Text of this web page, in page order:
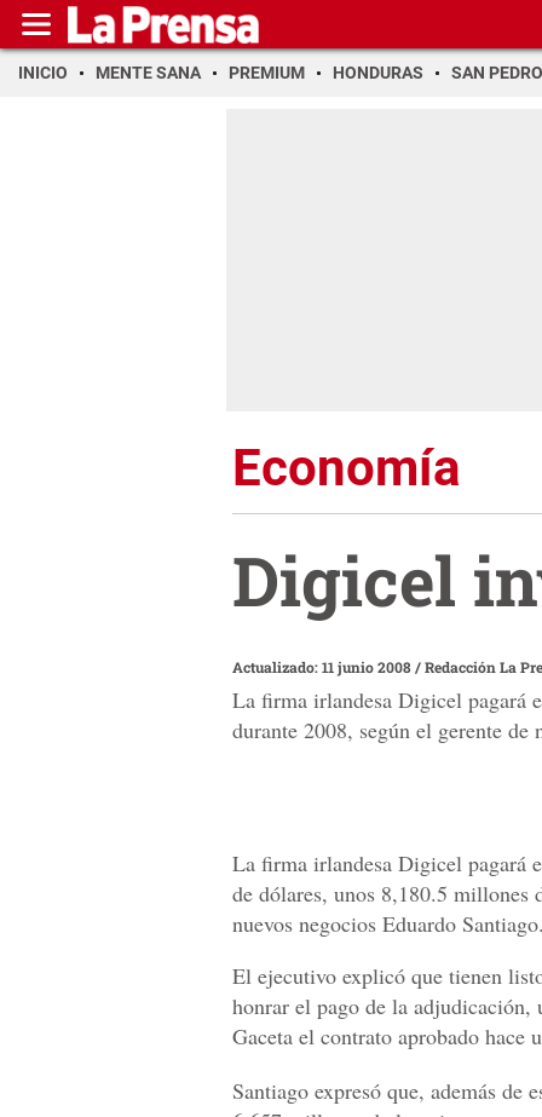
INICIO MENTE SANA PREMIUM HONDURAS SAN PEDRO
Economía
Digicel
Actualizado: 11 junio 2008/Redacción La
La firma irlandesa Digicel pagará
durante 2008, según el gerente de
La firma irlandesa Digicel pagará
de dólares, unos 8,180.5 millones
nuevos negocios Eduardo Santiago.
El ejecutivo explicó que tienen
honrar el pago de la
Gaceta el contrato aprobado hace
Santiago expresó que, además de